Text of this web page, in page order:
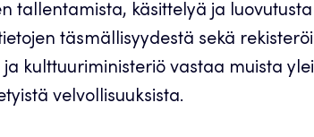
tallentamista, käsittelyä ja
täsmällisyydestä sekä
kulttuuriministeriö vastaa muista
velvollisuuksista.